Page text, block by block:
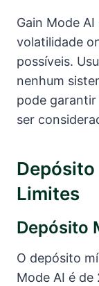
Gain Mode
volatilidade
possíveis.
nenhum
pode
ser
Depósito
Limites
Depósito
O depósito
Mode AI é de